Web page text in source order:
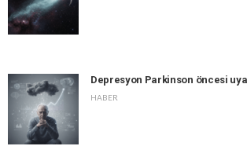
Depresyon Parkinson öncesi
HABER